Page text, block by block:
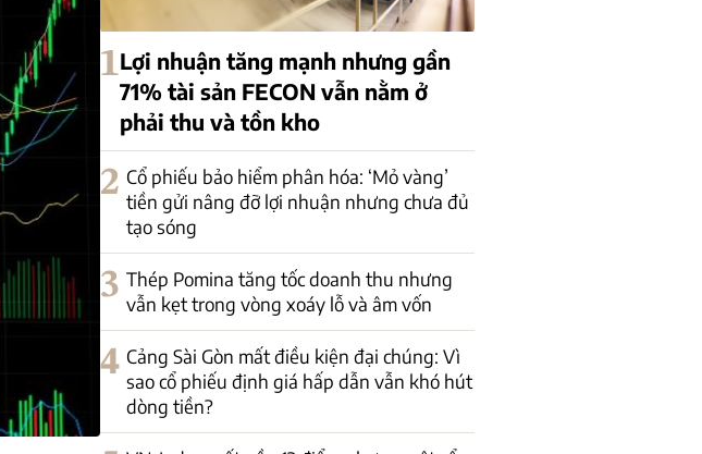
1Lợi nhuận tăng mạnh nhưng gần
71% tài sản FECON vẫn nằm ở
phải thu và tồn kho
2 Cổ phiếu bảo hiểm phân hóa: ‘Mỏ vàng’
tiền gửi nâng đỡ lợi nhuận nhưng chưa đủ
tạo sóng
3 Thép Pomina tăng tốc doanh thu nhưng
vẫn kẹt trong vòng xoáy lỗ và âm vốn
4 Cảng Sài Gòn mất điều kiện đại chúng: Vì
sao cổ phiếu định giá hấp dẫn vẫn khó hút
dòng tiền?